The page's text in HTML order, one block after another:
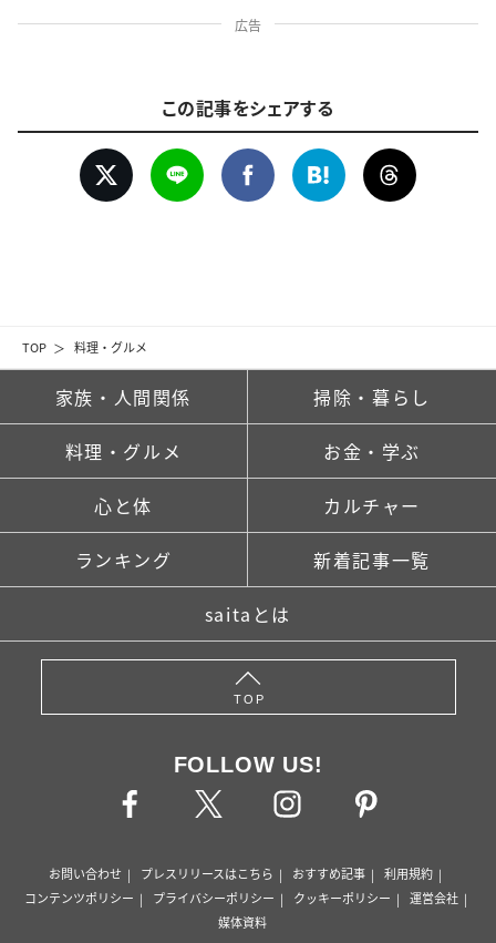
TOP 料理・グルメ
広告
この記事をシェアする
家族・人間関係 掃除・暮らし
料理・グルメ お金・学ぶ
心と体 カルチャー
ランキング 新着記事一覧
saitaとは
TOP
FOLLOW US!
お問い合わせ プレスリリースはこちら おすすめ記事
利用規約
コンテンツポリシー
プライバシーポリシー クッキーポリシー
運営会社
媒体資料